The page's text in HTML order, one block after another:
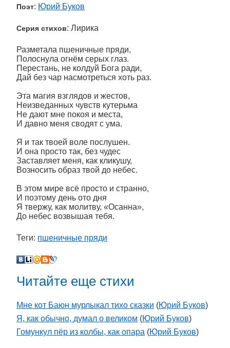
Поэт: Юрий Буков
Серия стихов: Лирика
Разметала пшеничные пряди,
Полоснула огнём серых глаз.
Перестань, не колдуй Бога ради,
Дай без чар насмотреться хоть раз.
Эта магия взглядов и жестов,
Неизведанных чувств кутерьма
Не дают мне покоя и места,
И давно меня сводят с ума.
Я и так твоей воле послушен.
И она просто так, без чудес
Заставляет меня, как кликушу,
Возносить образ твой до небес.
В этом мире всё просто и странно,
И поэтому день ото дня
Я твержу, как молитву, «Осанна»,
До небес возвышая тебя.
Теги: пшеничные пряди
Читайте еще стихи
Мне кот Баюн мурлыкал тихо сказки (Юрий Буков)
Я, как обычно, думал о великом (Юрий Буков)
Гомункул пёр из колбы, как опара (Юрий Буков)